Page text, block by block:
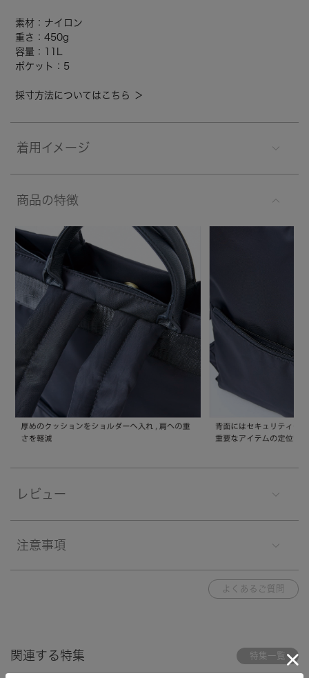
素材：ナイロン
重さ：450g
容量：11L
ポケット：5
採寸方法についてはこちら ＞
着用イメージ
商品の特徴
レビュー
注意事項
よくあるご質問
関連する特集 特集一覧